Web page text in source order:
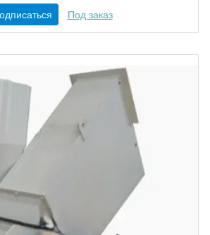
Под заказ